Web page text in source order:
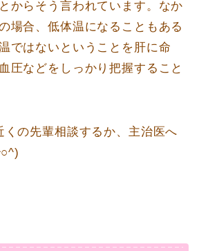
からそう言われています。なか
場合、低体温になることもある
ではないということを肝に命
圧などをしっかり把握すること
くの先輩相談するか、主治医へ